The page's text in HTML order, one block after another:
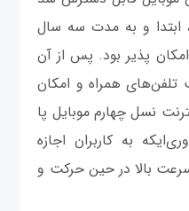
ابتدا و به مدت سه سال
امکان پذیر بود. پس از آن
همراه و امکان
نسل چهارم موبایل پا
به کاربران اجازه
سرعت بالا در حین حرکت و